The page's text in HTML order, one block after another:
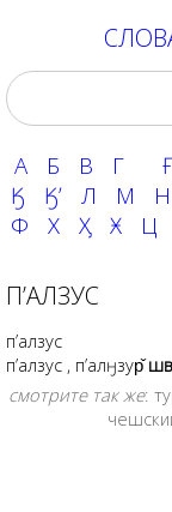
А Б В Г Ғ
Ӄ
Ӄʼ Л М Н
Ф
Х Ӽ Ӿ Ц
П’АЛЗУС
п’алзус
п’алзус , п’алӈзур̌
смотрите так же: